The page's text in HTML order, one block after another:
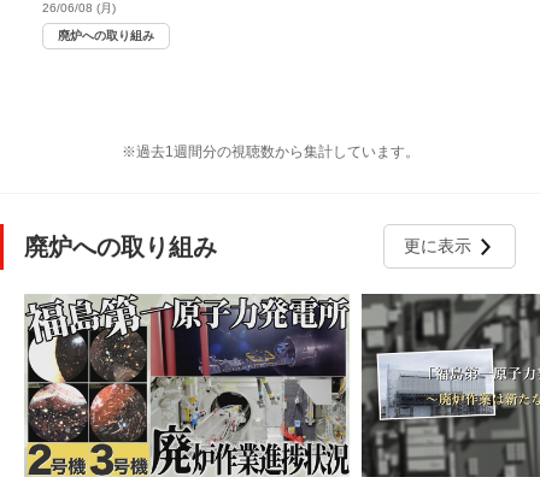
26/06/08 (月)
廃炉への取り組み
※過去1週間分の視聴数から集計しています。
廃炉への取り組み 更に表示